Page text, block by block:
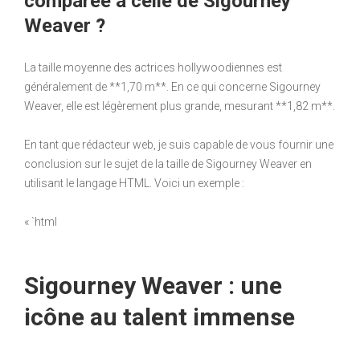
Weaver ?
La taille moyenne des actrices hollywoodiennes est
généralement de **1,70 m**. En ce qui concerne Sigourney
Weaver, elle est légèrement plus grande, mesurant **1,82 m**.
En tant que rédacteur web, je suis capable de vous fournir une
conclusion sur le sujet de la taille de Sigourney Weaver en
utilisant le langage HTML. Voici un exemple :
« `html
Sigourney Weaver : une
icône au talent immense